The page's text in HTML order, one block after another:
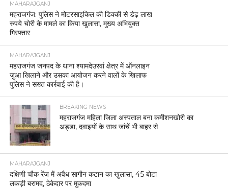
MAHARAJGANJ
महराजगंज: पुलिस ने मोटरसाइकिल की डिक्की से डेढ़ लाख
रुपये चोरी के मामले का किया खुलासा, मुख्य अभियुक्त
गिरफ्तार
MAHARAJGANJ
महराजगंज जनपद के थाना श्यामदेउरवां क्षेत्र में ऑनलाइन
जुआ खिलाने और उसका आयोजन करने वालों के खिलाफ
पुलिस ने सख्त कार्रवाई की है।
BREAKING NEWS
महराजगंज महिला जिला अस्पताल बना कमीशनखोरी का
अड्डा, दवाइयों के साथ जांचें भी बाहर से
MAHARAJGANJ
दक्षिणी चौक रेंज में अवैध सागौन कटान का खुलासा, 45 बोटा
लकड़ी बरामद, ठेकेदार पर मुकदमा